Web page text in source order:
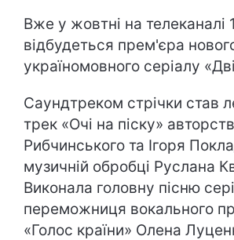
Вже у жовтні на телеканалі
відбудеться прем'єра
україномовного серіалу «
Саундтреком стрічки став
трек «Очі на піску»
Рибчинського та Ігоря
музичній обробці Руслана
Виконала головну пісню
переможниця вокального
«Голос країни» Олена